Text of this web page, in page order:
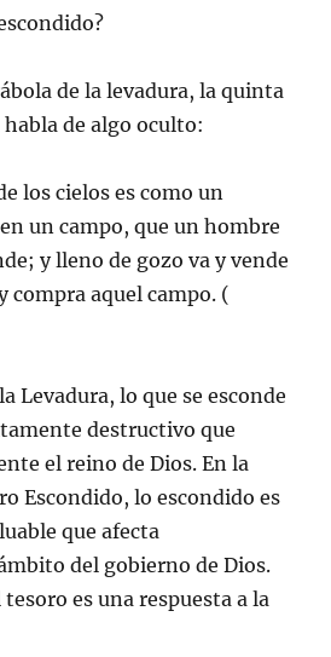
de la levadura, la quinta
de algo oculto:
los cielos es como un
un campo, que un hombre
y lleno de gozo va y vende
compra aquel campo. (
Levadura, lo que se esconde
destructivo que
el reino de Dios. En la
Escondido, lo escondido es
que afecta
del gobierno de Dios.
es una respuesta a la